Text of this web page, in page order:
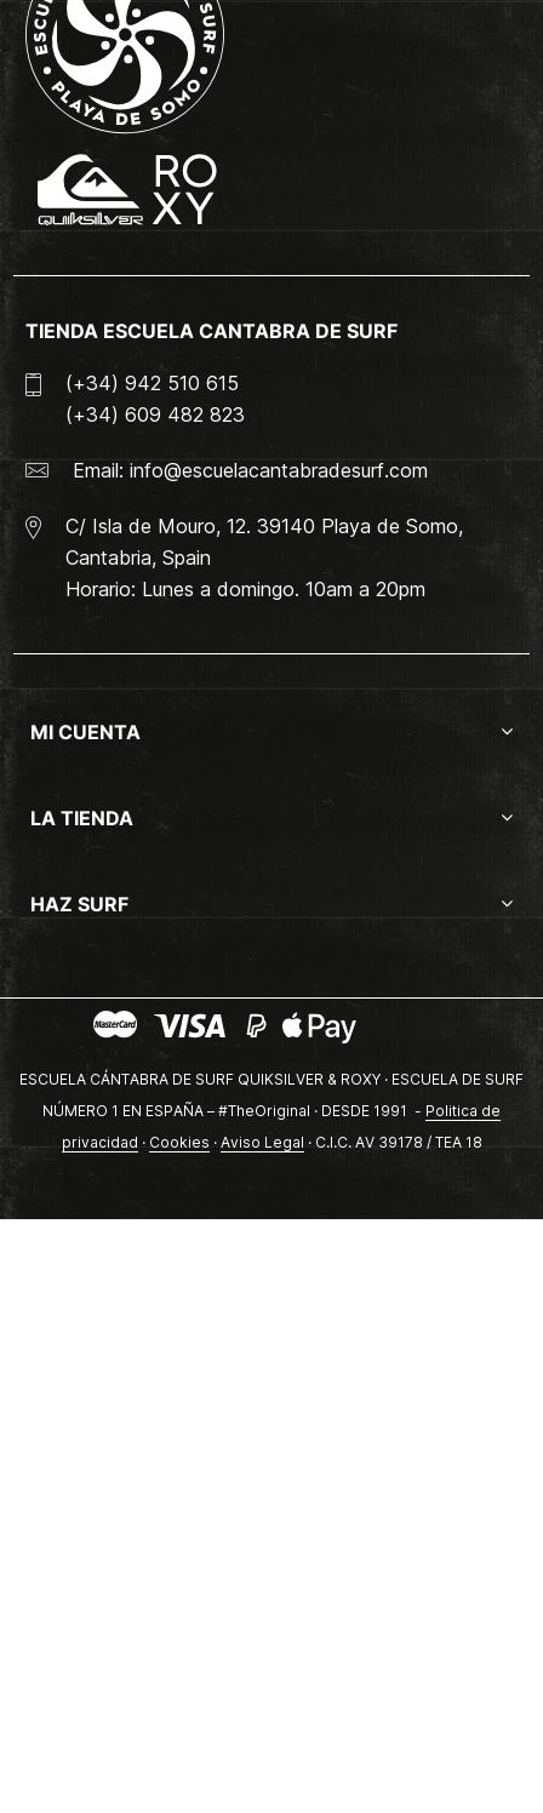
TIENDA ESCUELA CANTABRA DE SURF
(+34) 942 510 615
(+34) 609 482 823
Email: info@escuelacantabradesurf.com
C/ Isla de Mouro, 12. 39140 Playa de Somo,
Cantabria, Spain
Horario: Lunes a domingo. 10am a 20pm
MI CUENTA
LA TIENDA
HAZ SURF
ESCUELA CÁNTABRA DE SURF QUIKSILVER & ROXY · ESCUELA DE SURF
NÚMERO 1 EN ESPAÑA – #TheOriginal · DESDE 1991 - Politica de
privacidad · Cookies · Aviso Legal · C.I.C. AV 39178 / TEA 18